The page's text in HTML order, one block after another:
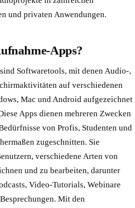
und privaten Anwendungen.
Apps?
Softwaretools, mit denen Audio-,
auf verschiedenen
Mac und Android aufgezeichnet
Apps dienen mehreren Zwecken
von Profis, Studenten und
zugeschnitten. Sie
verschiedene Arten von
und zu bearbeiten, darunter
Video-Tutorials, Webinare
Mit den